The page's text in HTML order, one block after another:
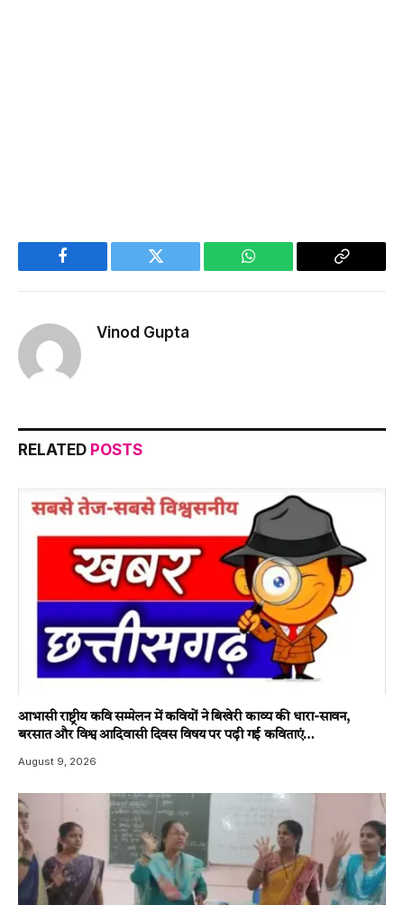
Facebook Twitter WhatsApp
Copy
Vinod Gupta
RELATED POSTS
आभासी राष्ट्रीय कवि सम्मेलन में कवियों ने बिखेरी काव्य की धारा-सावन,
बरसात और विश्व आदिवासी दिवस विषय पर पढ़ी गई कविताएं…
August 9, 2026